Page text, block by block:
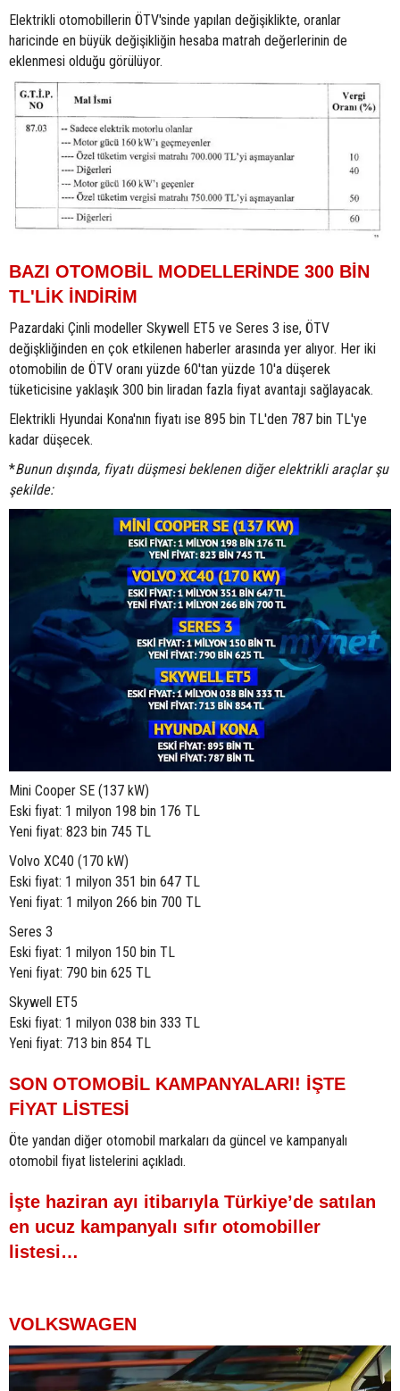
Elektrikli otomobillerin ÖTV'sinde yapılan değişiklikte, oranlar
haricinde en büyük değişikliğin hesaba matrah değerlerinin de
eklenmesi olduğu görülüyor.
BAZI OTOMOBİL MODELLERİNDE 300 BİN
TL'LİK İNDİRİM
Pazardaki Çinli modeller Skywell ET5 ve Seres 3 ise, ÖTV
değişkliğinden en çok etkilenen haberler arasında yer alıyor. Her iki
otomobilin de ÖTV oranı yüzde 60'tan yüzde 10'a düşerek
tüketicisine yaklaşık 300 bin liradan fazla fiyat avantajı sağlayacak.
Elektrikli Hyundai Kona'nın fiyatı ise 895 bin TL'den 787 bin TL'ye
kadar düşecek.
*Bunun dışında, fiyatı düşmesi beklenen diğer elektrikli araçlar şu
şekilde:
Mini Cooper SE (137 kW)
Eski fiyat: 1 milyon 198 bin 176 TL
Yeni fiyat: 823 bin 745 TL
Volvo XC40 (170 kW)
Eski fiyat: 1 milyon 351 bin 647 TL
Yeni fiyat: 1 milyon 266 bin 700 TL
Seres 3
Eski fiyat: 1 milyon 150 bin TL
Yeni fiyat: 790 bin 625 TL
Skywell ET5
Eski fiyat: 1 milyon 038 bin 333 TL
Yeni fiyat: 713 bin 854 TL
SON OTOMOBİL KAMPANYALARI! İŞTE
FİYAT LİSTESİ
Öte yandan diğer otomobil markaları da güncel ve kampanyalı
otomobil fiyat listelerini açıkladı.
İşte haziran ayı itibarıyla Türkiye’de satılan
en ucuz kampanyalı sıfır otomobiller
listesi…
VOLKSWAGEN